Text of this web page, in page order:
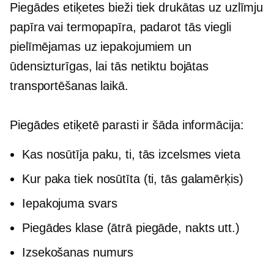
Piegādes etiķetes bieži tiek drukātas uz uzlīmju
papīra vai termopapīra, padarot tās viegli
pielīmējamas uz iepakojumiem un
ūdensizturīgas, lai tās netiktu bojātas
transportēšanas laikā.
Piegādes etiķetē parasti ir šāda informācija:
Kas nosūtīja paku, ti, tās izcelsmes vieta
Kur paka tiek nosūtīta (ti, tās galamērķis)
Iepakojuma svars
Piegādes klase (ātrā piegāde, nakts utt.)
Izsekošanas numurs